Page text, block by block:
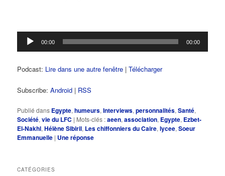
Lecteur
audio
00:00 00:00
Podcast: Lire dans une autre fenêtre |Télécharger
Subscribe:Android | RSS
Publié dans Egypte,humeurs,Interviews,personnalités,Santé,
Société,vie du LFC | Mots-clés :aeen,association, Egypte, Ezbet-
El-Nakhl,Hélène Sibiril, Les chiffonniers du Caire,lycee,Soeur
Emmanuelle | Uneréponse
CATÉGORIES